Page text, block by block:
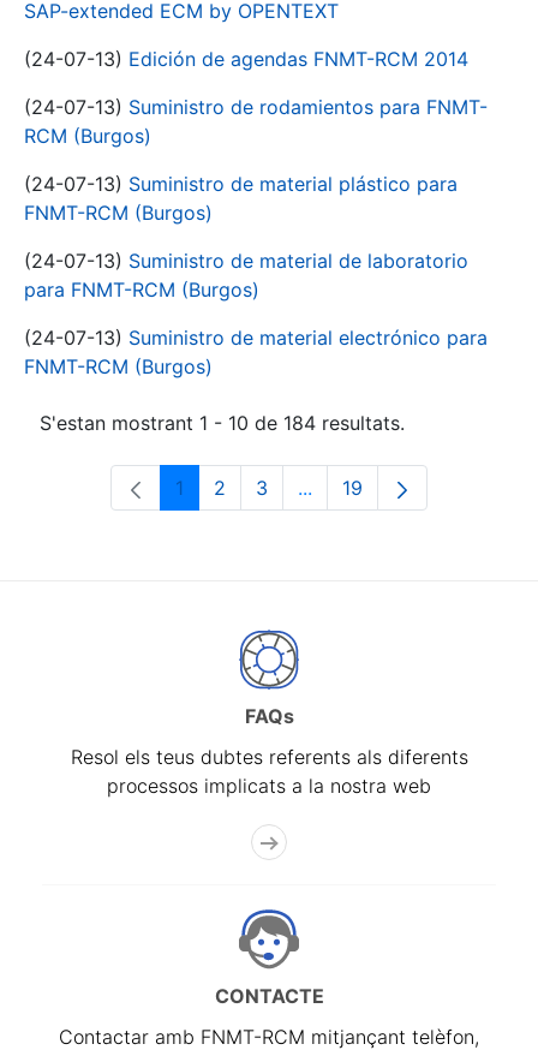
SAP-extended ECM by OPENTEXT
(24-07-13) Edición de agendas FNMT-RCM 2014
(24-07-13) Suministro de rodamientos para FNMT-
RCM (Burgos)
(24-07-13) Suministro de material plástico para
FNMT-RCM (Burgos)
(24-07-13) Suministro de material de laboratorio
para FNMT-RCM (Burgos)
(24-07-13) Suministro de material electrónico para
FNMT-RCM (Burgos)
S'estan mostrant 1 - 10 de 184 resultats.
Pàgina
1 Pàgina
2 Pàgina
3 ...Pàgines intermèdies
Pàgina
19
FAQs
Resol els teus dubtes referents als diferents
processos implicats a la nostra web
CONTACTE
Contactar amb FNMT-RCM mitjançant telèfon,